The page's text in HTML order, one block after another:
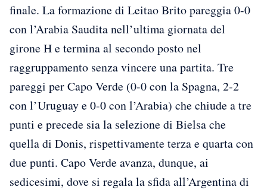
finale. La formazione di Leitao Brito pareggia 0-0
con l’Arabia Saudita nell’ultima giornata del
girone H e termina al secondo posto nel
raggruppamento senza vincere una partita. Tre
pareggi per Capo Verde (0-0 con la Spagna, 2-2
con l’Uruguay e 0-0 con l’Arabia) che chiude a tre
punti e precede sia la selezione di Bielsa che
quella di Donis, rispettivamente terza e quarta con
due punti. Capo Verde avanza, dunque, ai
sedicesimi, dove si regala la sfida all’Argentina di